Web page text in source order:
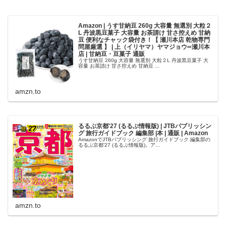
Amazon | うす甘納豆 260g 大容量 無選別 大粒２
L 丹波黒豆菓子 大容量 お茶請け 甘さ控えめ 甘納
豆 便利なチャック袋付き！【 瀬川本店 乾物専門
問屋厳選 】 | 上（イリヤマ）ヤマジョウ∞瀬川本
店 | 甘納豆・豆菓子 通販
うす甘納豆 260g 大容量 無選別 大粒２L 丹波黒豆菓子 大
容量 お茶請け 甘さ控えめ 甘納豆 ...
amzn.to
るるぶ京都'27 (るるぶ情報版) | JTBパブリッシン
グ 旅行ガイドブック 編集部 |本 | 通販 | Amazon
AmazonでJTBパブリッシング 旅行ガイドブック 編集部の
るるぶ京都'27 (るるぶ情報版)。ア...
amzn.to